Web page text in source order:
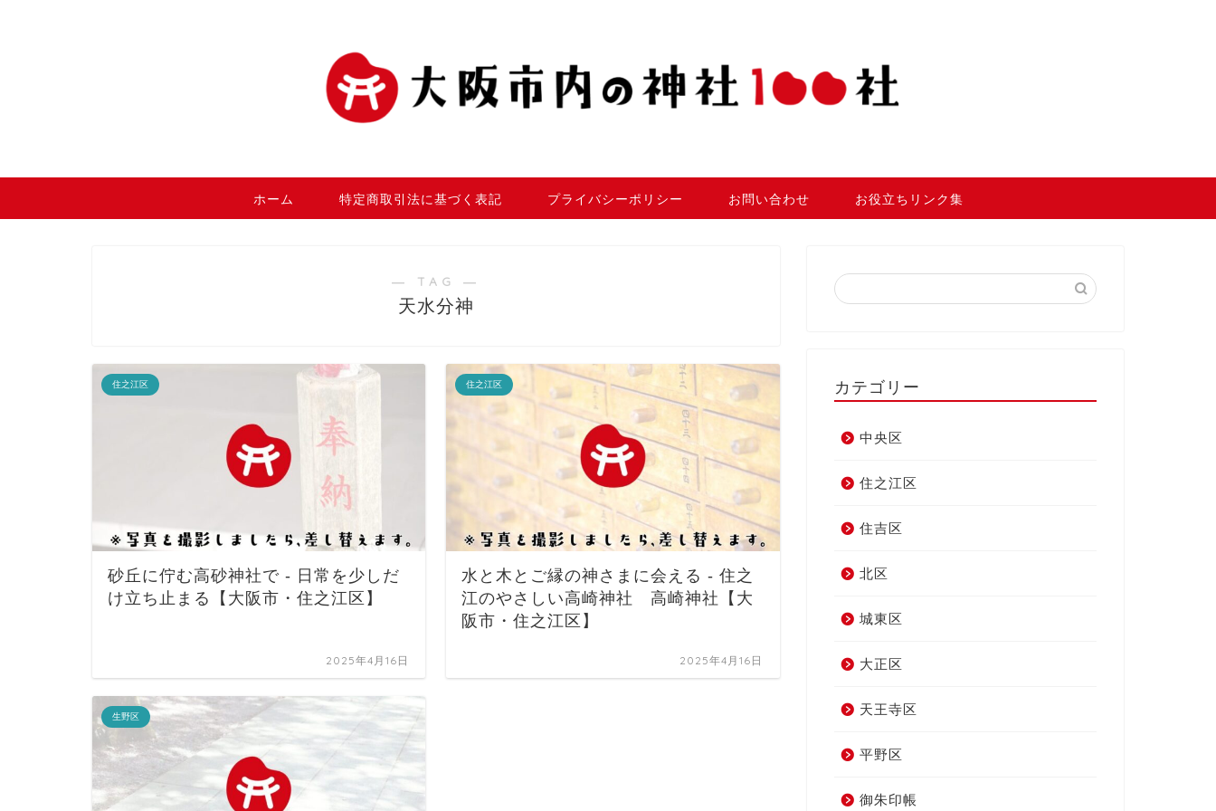
ホーム 特定商取引法に基づく表記 プライバシーポリシー お問い合わせ お役立ちリンク集
― TAG ―
天水分神
住之江区
砂丘に佇む高砂神社で - 日常を少しだ
け立ち止まる【大阪市・住之江区】
2025年4月16日
住之江区
水と木とご縁の神さまに会える - 住之
江のやさしい高崎神社 高崎神社【大
阪市・住之江区】
2025年4月16日
生野区
カテゴリー
中央区
住之江区
住吉区
北区
城東区
大正区
天王寺区
平野区
御朱印帳